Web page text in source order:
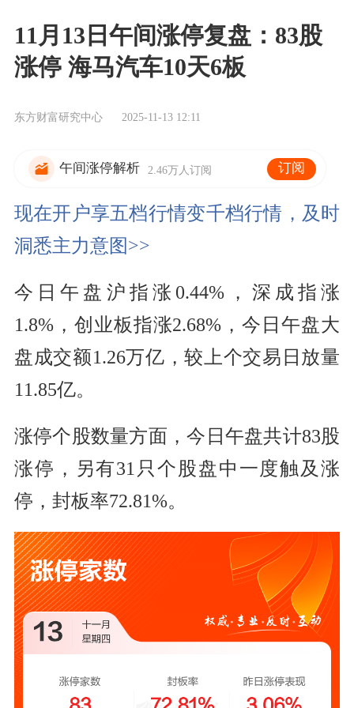
11月13日午间涨停复盘：83股
涨停 海马汽车10天6板
东方财富研究中心 2025-11-13 12:11
午间涨停解析 2.46万人订阅 订阅
现在开户享五档行情变千档行情，及时
洞悉主力意图>>
今日午盘沪指 涨 0.44%，深成指涨
1.8%，创业板指涨2.68%，今日午盘大
盘成交额1.26万亿，较上个交易日放量
11.85亿。
涨停个股数量方面，今日午盘共计83股
涨停，另有31只个股盘中一度触及涨
停，封板率72.81%。